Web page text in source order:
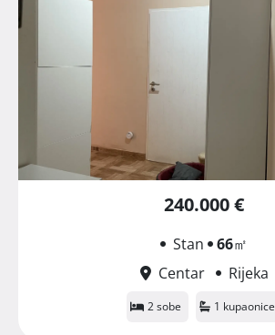
240.000 €
Stan 66㎡
Centar
Rijeka
2 sobe 1 kupaonice